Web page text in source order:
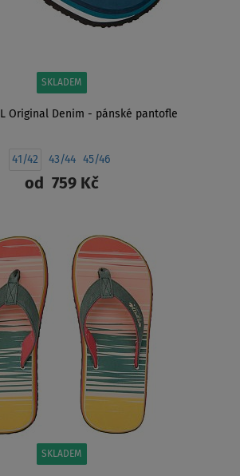
SKLADEM
Original Denim - pánské pantofle
41/42 43/44 45/46
od 759 Kč
SKLADEM